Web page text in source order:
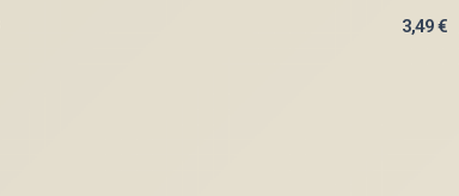
3,49€